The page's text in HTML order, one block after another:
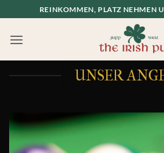
springen
REINKOMMEN, PLATZ NEHMEN
UNSER